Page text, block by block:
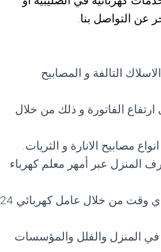
عن التواصل بنا.
التالفة و المصابيح
الفاتورة و ذلك من خلال
مصابيح الانارة و الثريات.
المنزل عبر أمهر معلم كهرباء
خدمات الطوارئ السريعة لتصليح الاعطال الكهربائية في اي وقت من خلال عامل كهربائي 24
في المنزل والفلل والمؤسسات